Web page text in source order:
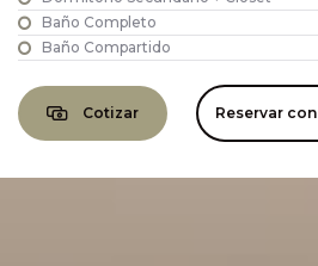
Baño Completo
Baño Compartido
Cotizar Reservar con